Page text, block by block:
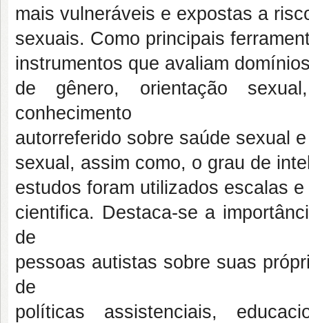
mais vulneráveis e expostas a
sexuais. Como principais
instrumentos que avaliam
de gênero, orientação
conhecimento
autorreferido sobre saúde sexual
sexual, assim como, o grau de
estudos foram utilizados escalas
cientifica. Destaca-se a
de
pessoas autistas sobre suas
de
políticas assistenciais,